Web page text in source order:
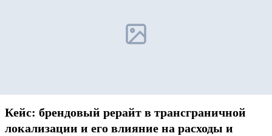
Кейс: брендовый рерайт в трансграничной
локализации и его влияние на расходы и